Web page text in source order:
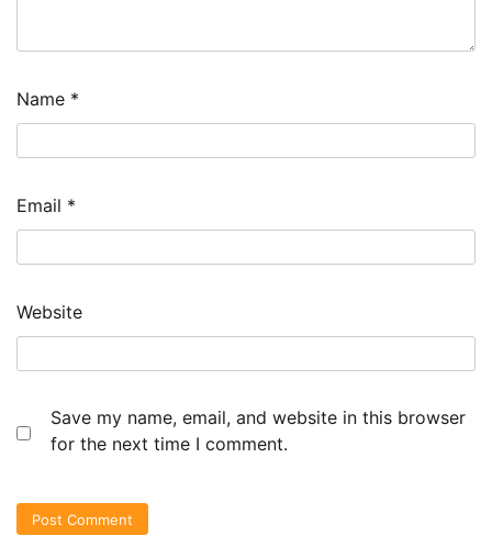
Name *
Email *
Website
Save my name, email, and website in this browser
for the next time I comment.